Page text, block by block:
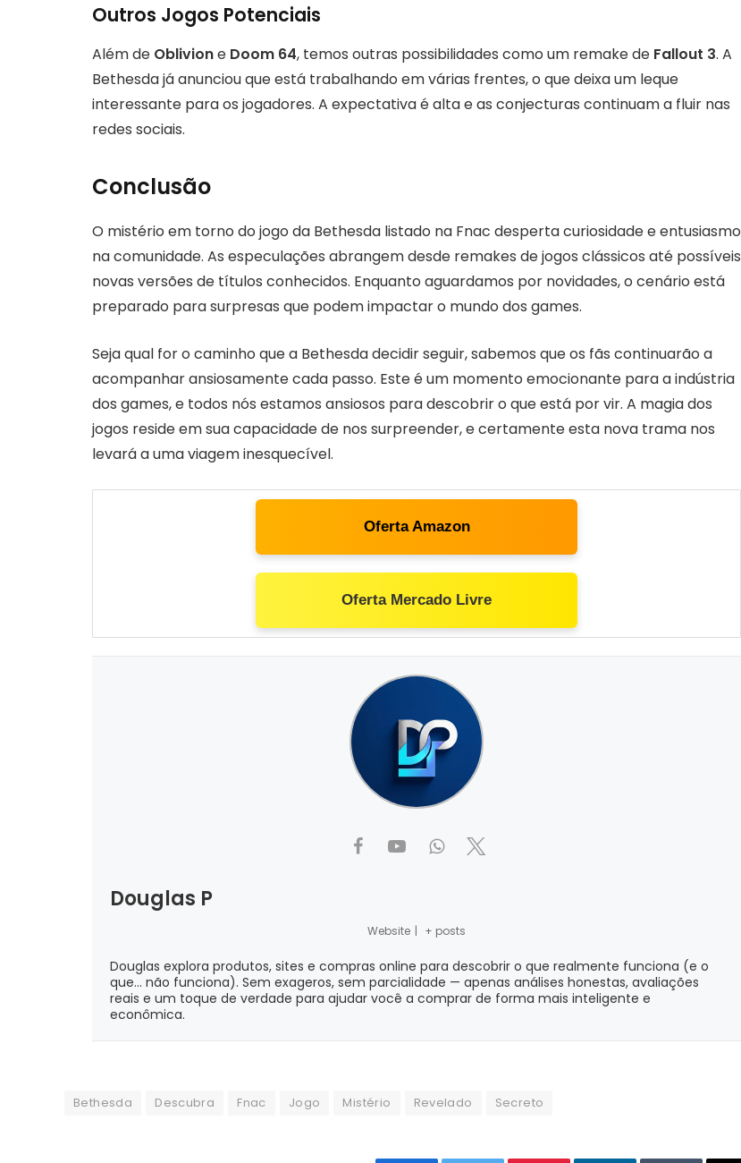
Outros Jogos Potenciais
Além de Oblivione Doom 64, temos outras possibilidades como um remake de Fallout 3. A
Bethesda já anunciou que está trabalhando em várias frentes, o que deixa um leque
interessante para os jogadores. A expectativa é alta e as conjecturas continuam a fluir nas
redes sociais.
Conclusão
O mistério em torno do jogo da Bethesda listado na Fnac desperta curiosidade e entusiasmo
na comunidade. As especulações abrangem desde remakes de jogos clássicos até possíveis
novas versões de títulos conhecidos. Enquanto aguardamos por novidades, o cenário está
preparado para surpresas que podem impactar o mundo dos games.
Seja qual for o caminho que a Bethesda decidir seguir, sabemos que os fãs continuarão a
acompanhar ansiosamente cada passo. Este é um momento emocionante para a indústria
dos games, e todos nós estamos ansiosos para descobrir o que está por vir. A magia dos
jogos reside em sua capacidade de nos surpreender, e certamente esta nova trama nos
levará a uma viagem inesquecível.
Oferta Amazon
Oferta Mercado Livre
Douglas P
Website | + posts
Douglas explora produtos, sites e compras online para descobrir o que realmente funciona (e o
que... não funciona). Sem exageros, sem parcialidade — apenas análises honestas, avaliações
reais e um toque de verdade para ajudar você a comprar de forma mais inteligente e
econômica.
Bethesda Descubra Fnac Jogo Mistério Revelado Secreto